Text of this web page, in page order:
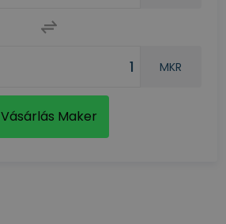
MKR
Vásárlás Maker